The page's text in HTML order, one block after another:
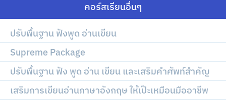
คอร์สเรียนอื่นๆ
ปรับพื้นฐาน ฟังพูด อ่านเขียน
Supreme Package
ปรับพื้นฐาน ฟัง พูด อ่าน เขียน และเสริมคำศัพท์สำคัญ
เสริมการเขียนอ่านภาษาอังกฤษ ให้เป๊ะเหมือนมืออาชีพ